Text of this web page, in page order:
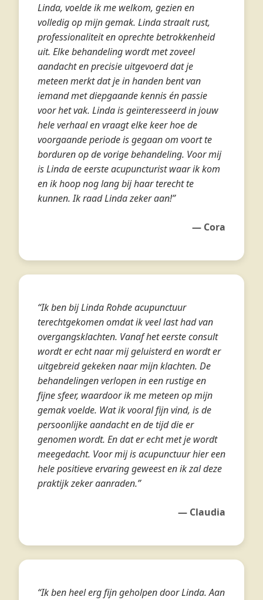
Linda, voelde ik me welkom, gezien en
volledig op mijn gemak. Linda straalt rust,
professionaliteit en oprechte betrokkenheid
uit. Elke behandeling wordt met zoveel
aandacht en precisie uitgevoerd dat je
meteen merkt dat je in handen bent van
iemand met diepgaande kennis én passie
voor het vak. Linda is geïnteresseerd in jouw
hele verhaal en vraagt elke keer hoe de
voorgaande periode is gegaan om voort te
borduren op de vorige behandeling. Voor mij
is Linda de eerste acupuncturist waar ik kom
en ik hoop nog lang bij haar terecht te
kunnen. Ik raad Linda zeker aan!”
— Cora
“Ik ben bij Linda Rohde acupunctuur
terechtgekomen omdat ik veel last had van
overgangsklachten. Vanaf het eerste consult
wordt er echt naar mij geluisterd en wordt er
uitgebreid gekeken naar mijn klachten. De
behandelingen verlopen in een rustige en
fijne sfeer, waardoor ik me meteen op mijn
gemak voelde. Wat ik vooral fijn vind, is de
persoonlijke aandacht en de tijd die er
genomen wordt. En dat er echt met je wordt
meegedacht. Voor mij is acupunctuur hier een
hele positieve ervaring geweest en ik zal deze
praktijk zeker aanraden.”
— Claudia
“Ik ben heel erg fijn geholpen door Linda. Aan